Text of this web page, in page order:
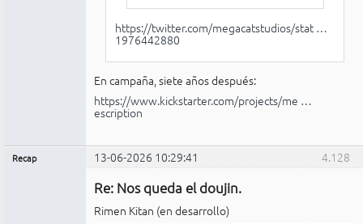
https://twitter.com/megacatstudios/stat …
1976442880
En campaña, siete años después:
https://www.kickstarter.com/projects/me …
escription
4.128
Recap 13-06-2026 10:29:41
Re: Nos queda el doujin.
Rimen Kitan (en desarrollo)